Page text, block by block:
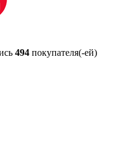
494 покупателя(-ей)